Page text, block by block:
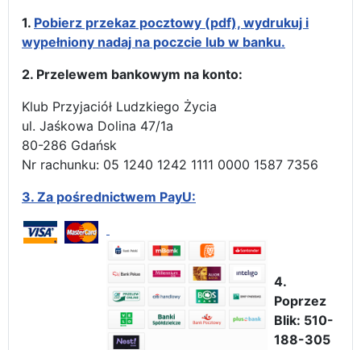
1. Pobierz przekaz pocztowy (pdf), wydrukuj i
wypełniony nadaj na poczcie lub w banku.
2. Przelewem bankowym na konto:
Klub Przyjaciół Ludzkiego Życia
ul. Jaśkowa Dolina 47/1a
80-286 Gdańsk
Nr rachunku: 05 1240 1242 1111 0000 1587 7356
3. Za pośrednictwem PayU:
4.
Poprzez
Blik: 510-
188-305